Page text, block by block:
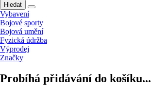
Hledat
Vybavení
Bojové sporty
Bojová umění
Fyzická údržba
Výprodej
Značky
Probíhá přidávání do košíku...